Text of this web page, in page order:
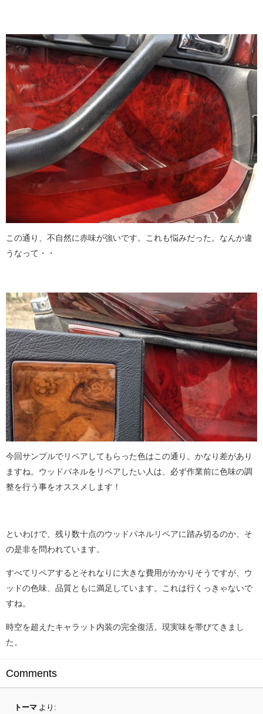
この通り、不自然に赤味が強いです。これも悩みだった。なんか違
うなって・・
今回サンプルでリペアしてもらった色はこの通り。かなり差があり
ますね。ウッドパネルをリペアしたい人は、必ず作業前に色味の調
整を行う事をオススメします！
といわけで、残り数十点のウッドパネルリペアに踏み切るのか、そ
の是非を問われています。
すべてリペアするとそれなりに大きな費用がかかりそうですが、ウ
ッドの色味、品質ともに満足しています。これは行くっきゃないで
すね。
時空を超えたキャラット内装の完全復活。現実味を帯びてきまし
た。
Comments
トーマ より: